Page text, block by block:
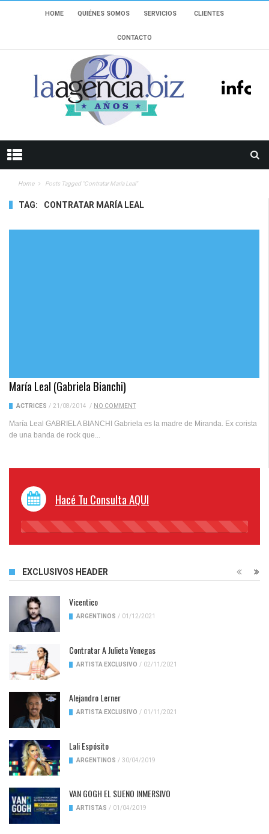
HOME QUIÉNES SOMOS SERVICIOS CLIENTES
CONTACTO
Home Posts Tagged "Contratar María Leal"
TAG: CONTRATAR MARÍA LEAL
María Leal (Gabriela Bianchi)
ACTRICES / 21/08/2014 / NO COMMENT
María Leal GABRIELA BIANCHI Gabriela es la madre de Miranda. Ex corista
de una banda de rock que...
Hacé Tu Consulta AQUI
45%
EXCLUSIVOS HEADER
Vicentico
ARGENTINOS / 01/12/2021
Contratar A Julieta Venegas
ARTISTA EXCLUSIVO / 02/11/2021
Alejandro Lerner
ARTISTA EXCLUSIVO / 01/11/2021
Lali Espósito
ARGENTINOS / 30/04/2019
VAN GOGH EL SUENO INMERSIVO
ARTISTAS / 01/04/2019